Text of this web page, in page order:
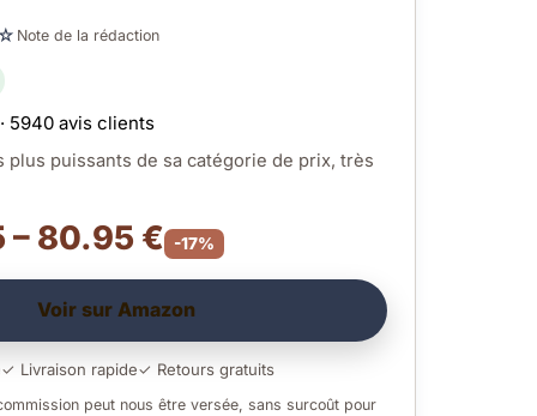
Note de la rédaction
5940 avis clients
plus puissants de sa catégorie de prix, très
– 80.95 € -17%
Voir sur Amazon
✓ Livraison rapide✓ Retours gratuits
peut nous être versée, sans surcoût pour